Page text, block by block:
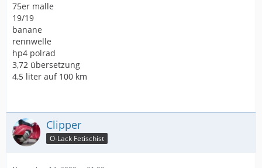
75er malle
19/19
banane
rennwelle
hp4 polrad
3,72 übersetzung
4,5 liter auf 100 km
Clipper
O-Lack Fetischist